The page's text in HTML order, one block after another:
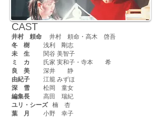
CAST
井村 頼命 井村 頼命・高木 啓吾
冬 樹 浅利 剛志
未 生 関谷 美智子
ミ カ
氏家 実和子・寺本 希
良 美 深井 静
由紀子 江籠 みずほ
深 雪 松岡 童女
編集長 高田 瑞紀
ユリ・シーズ 楠 杏
葉 月 小野 幸子